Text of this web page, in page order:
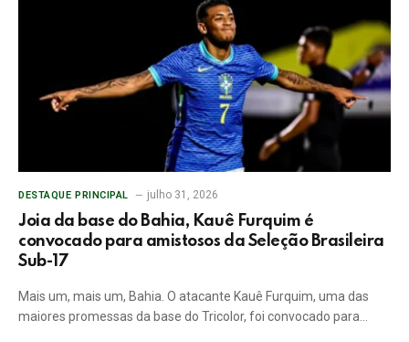
DESTAQUE PRINCIPAL julho 31, 2026
Joia da base do Bahia, Kauê Furquim é
convocado para amistosos da Seleção Brasileira
Sub-17
Mais um, mais um, Bahia. O atacante Kauê Furquim, uma das
maiores promessas da base do Tricolor, foi convocado para…